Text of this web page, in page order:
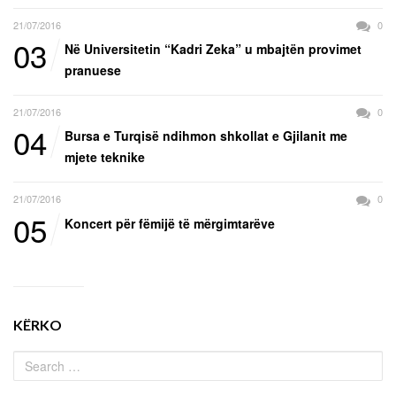
21/07/2016 0
03
Në Universitetin “Kadri Zeka” u mbajtën provimet
pranuese
21/07/2016 0
04
Bursa e Turqisë ndihmon shkollat e Gjilanit me
mjete teknike
21/07/2016 0
05 Koncert për fëmijë të mërgimtarëve
KËRKO